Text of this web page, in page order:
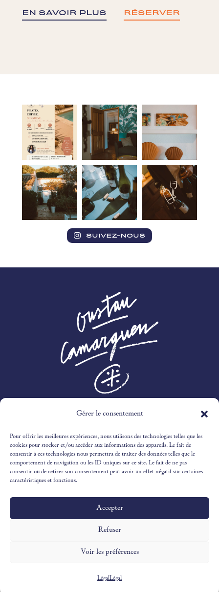
Gérer le consentement
Pour offrir les meilleures expériences, nous utilisons des technologies telles que les
cookies pour stocker et/ou accéder aux informations des appareils. Le fait de
consentir à ces technologies nous permettra de traiter des données telles que le
comportement de navigation ou les ID uniques sur ce site. Le fait de ne pas
consentir ou de retirer son consentement peut avoir un effet négatif sur certaines
caractéristiques et fonctions.
Accepter
Refuser
Voir les préférences
LégalLégal
EN SAVOIR PLUS RÉSERVER
SUIVEZ-NOUS
3 RTE DES MARINES,
04 66 51 51 65
RECEPTION@OUSTAUCAMARGUEN.COM
Design & Illustrations par©Victoria Ivaldy Studio
Développement par©Pantastic Studio